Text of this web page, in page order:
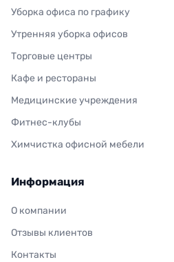
Уборка офиса по графику
Утренняя уборка офисов
Торговые центры
Кафе и рестораны
Медицинские учреждения
Фитнес-клубы
Химчистка офисной мебели
Информация
О компании
Отзывы клиентов
Контакты